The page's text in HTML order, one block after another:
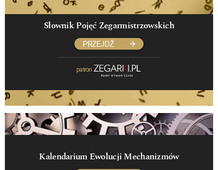
Słownik Pojęć Zegarmistrzowskich
PRZEJDŹ
patron
Kalendarium Ewolucji Mechanizmów